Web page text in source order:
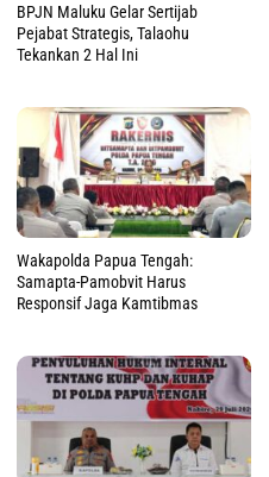
BPJN Maluku Gelar Sertijab
Pejabat Strategis, Talaohu
Tekankan 2 Hal Ini
Wakapolda Papua Tengah:
Samapta-Pamobvit Harus
Responsif Jaga Kamtibmas